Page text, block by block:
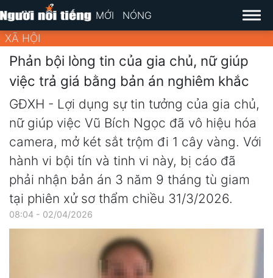
MỚI NÓNG
XÃ HỘI
Phản bội lòng tin của gia chủ, nữ giúp
việc trả giá bằng bản án nghiêm khắc
GĐXH - Lợi dụng sự tin tưởng của gia chủ,
nữ giúp việc Vũ Bích Ngọc đã vô hiệu hóa
camera, mở két sắt trộm đi 1 cây vàng. Với
hành vi bội tín và tinh vi này, bị cáo đã
phải nhận bản án 3 năm 9 tháng tù giam
tại phiên xử sơ thẩm chiều 31/3/2026.
08:04 - 02/04/2026